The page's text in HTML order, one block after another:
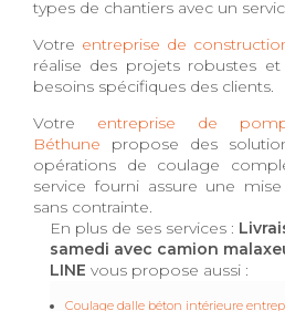
types de chantiers avec un
Votre entreprise de
réalise des projets robustes et
besoins spécifiques des clients.
Votre entreprise de
Béthune propose des
opérations de coulage
service fourni assure une
sans contrainte.
En plus de ses services :
samedi avec camion
LINE vous propose aussi :
Coulage dalle béton intérieure